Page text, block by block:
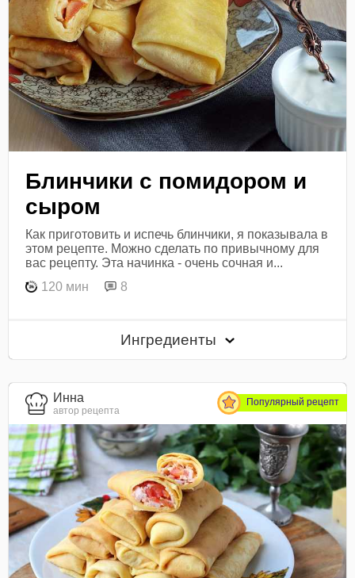
Блинчики с помидором и
сыром
Как приготовить и испечь блинчики, я показывала в
этом рецепте. Можно сделать по привычному для
вас рецепту. Эта начинка - очень сочная и...
120 мин
8
Ингредиенты
Инна
автор рецепта
Популярный рецепт